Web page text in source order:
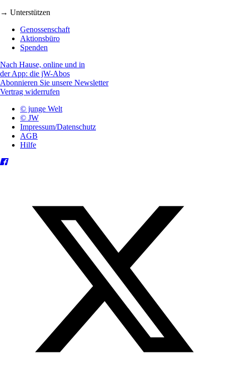
→ Unterstützen
Genossenschaft
Aktionsbüro
Spenden
Nach Hause, online und in
der App: die jW-Abos
Abonnieren Sie unsere Newsletter
Vertrag widerrufen
© junge Welt
© JW
Impressum/Datenschutz
AGB
Hilfe